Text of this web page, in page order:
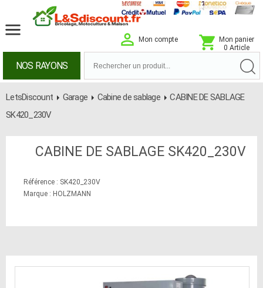
Mon compte
Mon panier
0 Article
NOS RAYONS
LetsDiscount Garage Cabine de sablage
CABINE DE SABLAGE
SK420_230V
CABINE DE SABLAGE SK420_230V
Référence : SK420_230V
Marque : HOLZMANN